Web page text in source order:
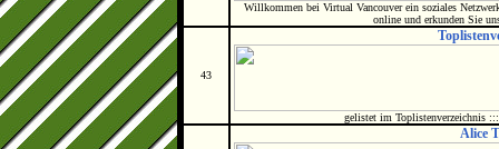
Willkommen bei Virtual Vancouver ein soziales
online und erkunden Sie
43
gelistet im Toplistenverzeichnis
Alice